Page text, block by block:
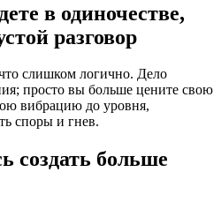
в одиночестве,
разговор
что слишком логично. Дело
просто вы больше цените свою
вибрацию до уровня,
споры и гнев.
создать больше